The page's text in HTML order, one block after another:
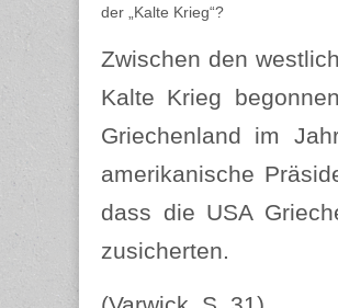
der „Kalte Krieg“?
Zwischen den
Kalte Krieg
Griechenland im
amerikanische
dass die USA
zusicherten.